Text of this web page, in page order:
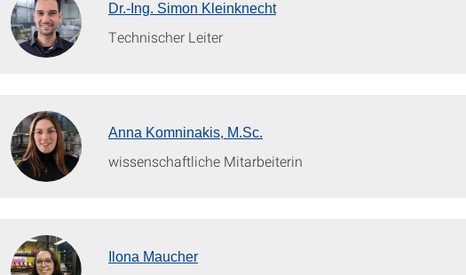
Dr.-Ing. Simon Kleinknecht
Technischer Leiter
Anna Komninakis, M.Sc.
wissenschaftliche Mitarbeiterin
Ilona Maucher